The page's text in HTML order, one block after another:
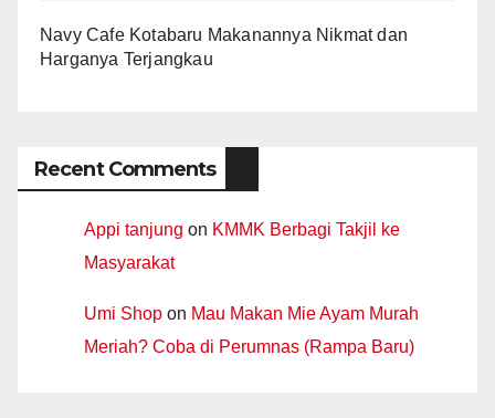
Navy Cafe Kotabaru Makanannya Nikmat dan
Harganya Terjangkau
Recent Comments
Appi tanjung on KMMK Berbagi Takjil ke
Masyarakat
Umi Shop on Mau Makan Mie Ayam Murah
Meriah? Coba di Perumnas (Rampa Baru)